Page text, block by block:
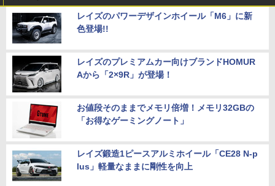
レイズのパワーデザインホイール「M6」に新
色登場!!
レイズのプレミアムカー向けブランドHOMUR
Aから「2×9R」が登場！
お値段そのままでメモリ倍増！メモリ32GBの
「お得なゲーミングノート」
レイズ鍛造1ピースアルミホイール「CE28 N-p
lus」軽量なままに剛性を向上